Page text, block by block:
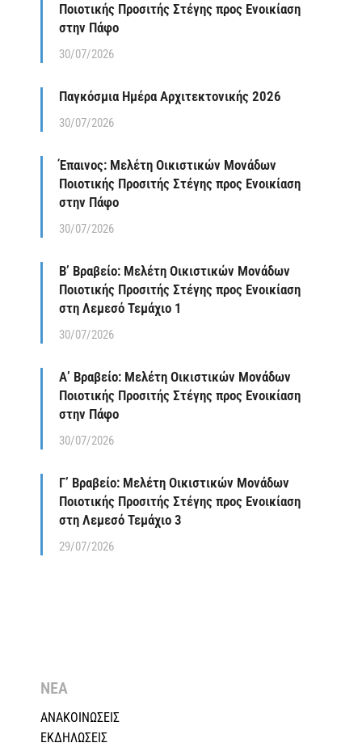
Ποιοτικής Προσιτής Στέγης προς Ενοικίαση
στην Πάφο
30/07/2026
Παγκόσμια Ημέρα Αρχιτεκτονικής 2026
30/07/2026
Έπαινος: Μελέτη Οικιστικών Μονάδων
Ποιοτικής Προσιτής Στέγης προς Ενοικίαση
στην Πάφο
30/07/2026
Β’ Βραβείο: Μελέτη Οικιστικών Μονάδων
Ποιοτικής Προσιτής Στέγης προς Ενοικίαση
στη Λεμεσό Τεμάχιο 1
30/07/2026
Α’ Βραβείο: Μελέτη Οικιστικών Μονάδων
Ποιοτικής Προσιτής Στέγης προς Ενοικίαση
στην Πάφο
30/07/2026
Γ’ Βραβείο: Μελέτη Οικιστικών Μονάδων
Ποιοτικής Προσιτής Στέγης προς Ενοικίαση
στη Λεμεσό Τεμάχιο 3
29/07/2026
ΝΕΑ
ΑΝΑΚΟΙΝΩΣΕΙΣ
ΕΚΔΗΛΩΣΕΙΣ